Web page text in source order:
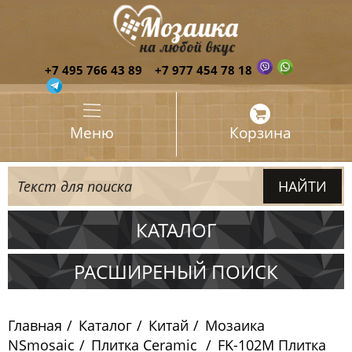
+7 495 766 43 89 +7 977 454 78 18
Меню Корзина
КАТАЛОГ
Испания
Китай
РАСШИРЕНЫЙ ПОИСК
Главная Каталог Китай
Мозаика
NSmosaic
Плитка Ceramic
FK-102M Плитка